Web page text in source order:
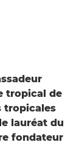
tropical de
tropicales
lauréat du
fondateur